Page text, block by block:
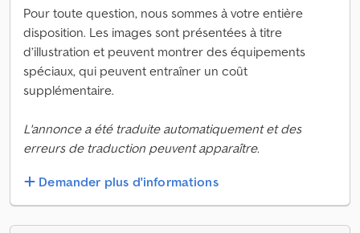
Pour toute question, nous sommes à votre entière
disposition. Les images sont présentées à titre
d’illustration et peuvent montrer des équipements
spéciaux, qui peuvent entraîner un coût
supplémentaire.
L'annonce a été traduite automatiquement et des
erreurs de traduction peuvent apparaître.
Demander plus d'informations